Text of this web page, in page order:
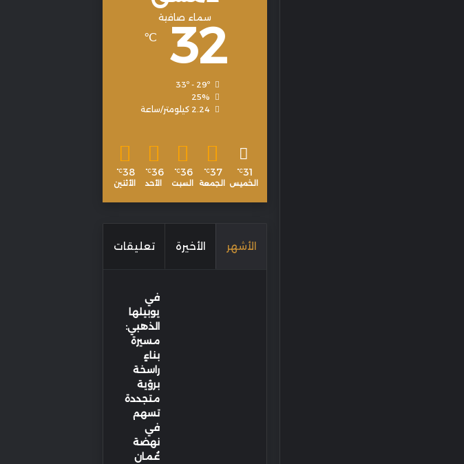
سماء صافية
32
℃
25%
2.24 كيلومتر/ساعة
31
℃
الخميس
37
℃
الجمعة
36
℃
السبت
36
℃
الأحد
38
℃
الأثنين
الأشهر الأخيرة تعليقات
في
يوبيلها
الذهبي:
مسيرة
بناءٍ
راسخة
برؤية
متجددة
تسهم
في
نهضة
عُمان